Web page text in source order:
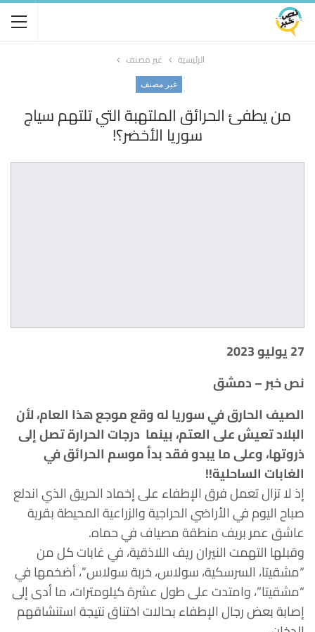
الرئيسية غير مصنف
غير مصنف
من يطفئ الحرائق الملتهبة التي تلتهم سياج
سوريا الأخضر؟!
27 يوليو 2023
نص خبر – دمشق
الصيف الحارق في سوريا له وقع موجع هذا العام، لأن
البلاد تعيش على العتم، بينما درجات الحرارة تصل إلى
ذروتها، وعلى ما يبدو فقد بدأ موسم الحرائق في
الغابات الساحلية!!
إذ لا تزال تعمل فرق الإطفاء على إخماد الحريق الذي اندلع
صباح اليوم في الأراضي الحراجية والزراعية المحيطة بقرية
عاشق عمر بريف منطقة مصياف في حماه.
وقبلها التهمت النيران ريف اللاذقية، في غابات كل من
“مشقيتا، السرسكية، سولاس، خربة سولاس”، أضخمها في
“مشقيتا”، وامتدت على طول عشرة كيلومترات، ما أدى إلى
إصابة بعض رجال الإطفاء بحالات اختناق نتيجة استنشاقهم